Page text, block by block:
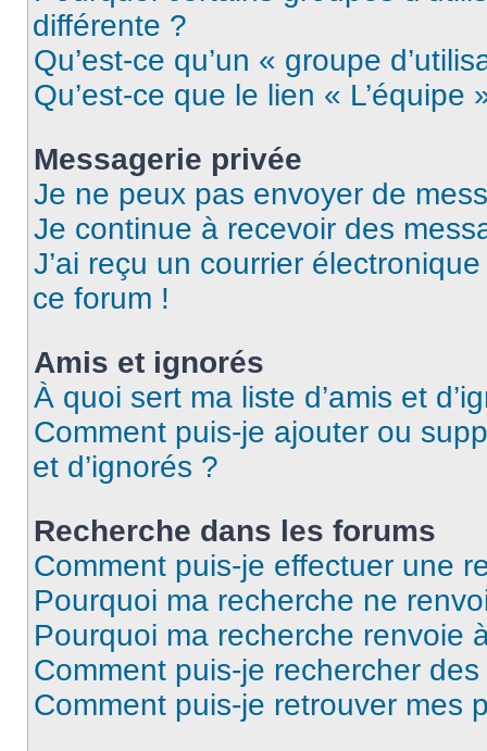
différente ?
Qu’est-ce qu’un « groupe
Qu’est-ce que le lien « L’équipe
Messagerie privée
Je ne peux pas envoyer de
Je continue à recevoir des
J’ai reçu un courrier
ce forum !
Amis et ignorés
À quoi sert ma liste d’amis et
Comment puis-je ajouter ou
et d’ignorés ?
Recherche dans les forums
Comment puis-je effectuer une
Pourquoi ma recherche ne
Pourquoi ma recherche renvoie
Comment puis-je rechercher
Comment puis-je retrouver mes